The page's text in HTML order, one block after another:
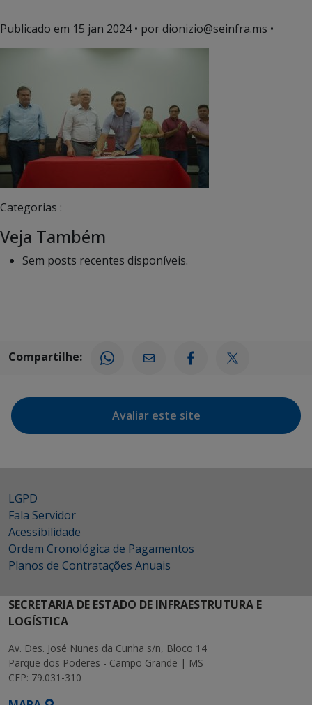
Publicado em 15 jan 2024• por dionizio@seinfra.ms •
Categorias :
Veja Também
Sem posts recentes disponíveis.
Compartilhe:
Avaliar este site
LGPD
Fala Servidor
Acessibilidade
Ordem Cronológica de Pagamentos
Planos de Contratações Anuais
SECRETARIA DE ESTADO DE INFRAESTRUTURA E
LOGÍSTICA
Av. Des. José Nunes da Cunha s/n, Bloco 14
Parque dos Poderes - Campo Grande | MS
CEP: 79.031-310